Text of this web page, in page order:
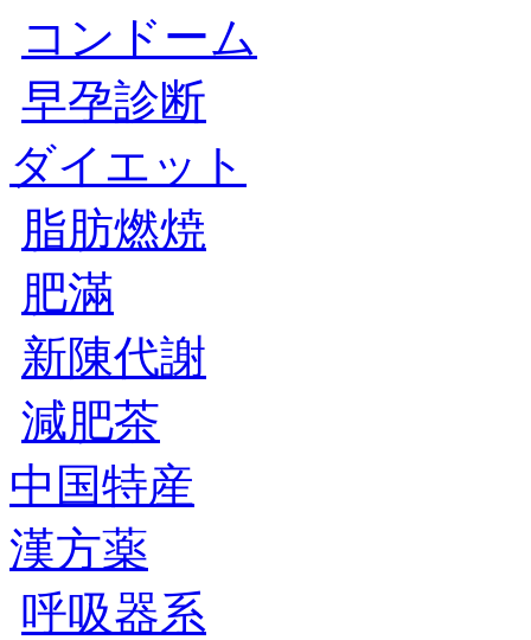
コンドーム
早孕診断
ダイエット
脂肪燃焼
肥滿
新陳代謝
減肥茶
中国特産
漢方薬
呼吸器系